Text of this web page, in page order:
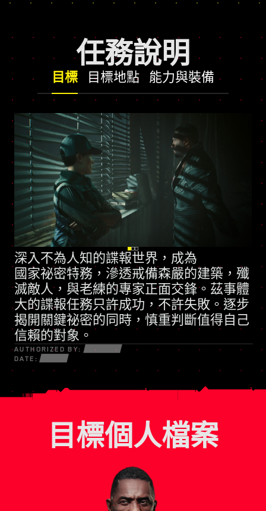
任務說明
目標 目標地點 能力與裝備
深入不為人知的諜報世界，成為
國家祕密特務 ，滲透戒備森嚴的建築，殲
滅敵人，與老練的專家正面交鋒。茲事體
大的諜報任務只許成功，不許失敗。逐步
揭開關鍵祕密的同時，慎重判斷值得自己
信賴的對象。
AUTHORIZED BY:
DATE:
凡事訴諸武力的民兵組織
全新技能樹
目標個人檔案